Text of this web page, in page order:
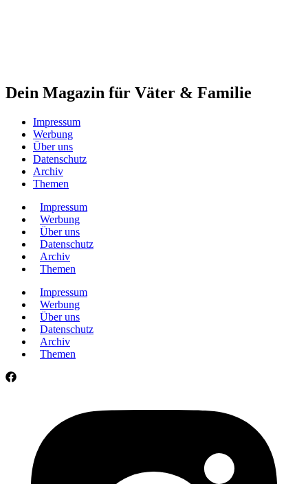
Dein Magazin für Väter & Familie
Impressum
Werbung
Über uns
Datenschutz
Archiv
Themen
Impressum
Werbung
Über uns
Datenschutz
Archiv
Themen
Impressum
Werbung
Über uns
Datenschutz
Archiv
Themen